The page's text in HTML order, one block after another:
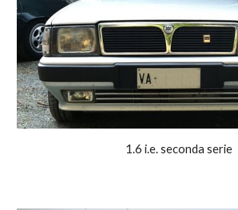
1.6 i.e. seconda serie